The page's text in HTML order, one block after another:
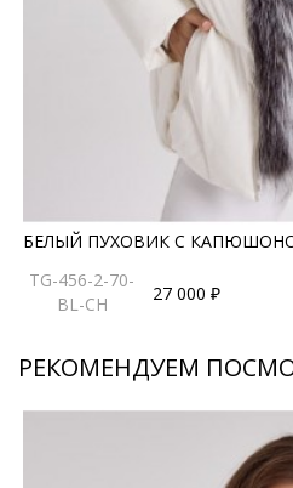
БЕЛЫЙ ПУХОВИК С
TG-456-2-70-
BL-CH
27 000 ₽
РЕКОМЕНДУЕМ